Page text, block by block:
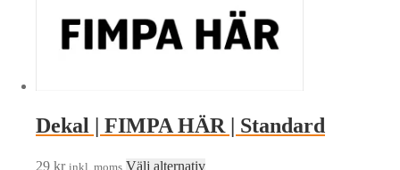
Dekal | FIMPA HÄR | Standard
29 kr inkl. moms Välj alternativDen